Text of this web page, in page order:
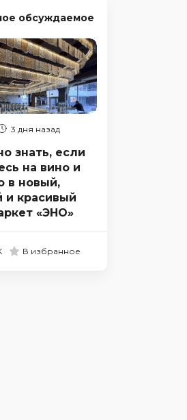
обсуждаемое
3 дня назад
знать, если
на вино и
в новый,
и красивый
«ЭНО»
В избранное